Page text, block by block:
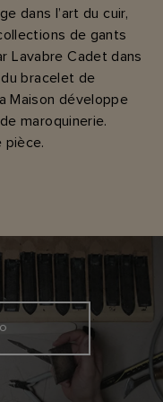
dans l’art du cuir,
de gants
Lavabre Cadet dans
bracelet de
Maison développe
maroquinerie.
pièce.